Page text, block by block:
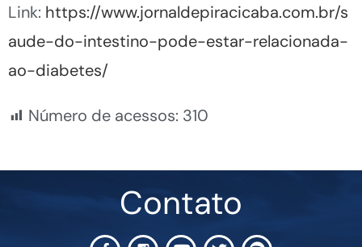
Link: https://www.jornaldepiracicaba.com.br/s
aude-do-intestino-pode-estar-relacionada-
ao-diabetes/
Número de acessos: 310
Contato